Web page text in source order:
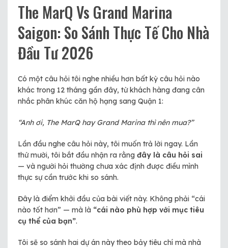
The MarQ Vs Grand Marina
Saigon: So Sánh Thực Tế Cho Nhà
Đầu Tư 2026
Có một câu hỏi tôi nghe nhiều hơn bất kỳ câu hỏi nào
khác trong 12 tháng gần đây, từ khách hàng đang cân
nhắc phân khúc căn hộ hạng sang Quận 1:
“Anh ơi, The MarQ hay Grand Marina thì nên mua?”
Lần đầu nghe câu hỏi này, tôi muốn trả lời ngay. Lần
thứ mười, tôi bắt đầu nhận ra rằng đây là câu hỏi sai
— và người hỏi thường chưa xác định được điều mình
thực sự cần trước khi so sánh.
Đây là điểm khởi đầu của bài viết này. Không phải “cái
nào tốt hơn” — mà là “cái nào phù hợp với mục tiêu
cụ thể của bạn”.
Tôi sẽ so sánh hai dự án này theo bảy tiêu chí mà nhà